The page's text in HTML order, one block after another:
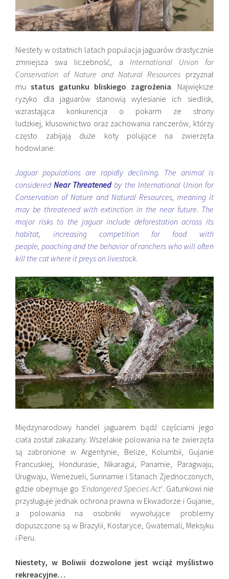
Niestety w ostatnich latach populacja jaguarów drastycznie
zmniejsza swa liczebność, a International Union for
Conservation of Nature and Natural Resources przyznał
mustatus gatunku bliskiego zagrożenia. Największe
ryzyko dla jaguarów stanowią wylesianie ich siedlisk,
wzrastająca konkurencja o pokarm ze strony
ludzkiej, kłusownictwo oraz zachowania ranczerów, którzy
często zabijają duże koty polujące na zwierzęta
hodowlane.
Jaguar populations are rapidly declining. The animal is
consideredNear Threatenedby the International Union for
Conservation of Nature and Natural Resources, meaning it
may be threatened with extinction in the near future. The
major risks to the jaguar include deforestation across its
habitat, increasing competition for food with
people, poaching and the behavior of ranchers who will often
kill the cat where it preys on livestock.
Międzynarodowy handel jaguarem bądź częściami jego
ciała został zakazany. Wszelakie polowania na te zwierzęta
są zabronione w Argentynie, Belize, Kolumbii, Gujanie
Francuskiej, Hondurasie, Nikaragui, Panamie, Paragwaju,
Urugwaju, Wenezueli, Surinamie i Stanach Zjednoczonych,
gdzie obejmuje go ‘Endangered Species Act‘. Gatunkowi nie
przysługuje jednak ochrona prawna w Ekwadorze i Gujanie,
a polowania na osobniki wywołujące problemy
dopuszczone są w Brazylii, Kostaryce, Gwatemali, Meksyku
i Peru.
Niestety, w Boliwii dozwolone jest wciąż myślistwo
rekreacyjne…